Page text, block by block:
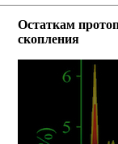
Остаткам
скопления